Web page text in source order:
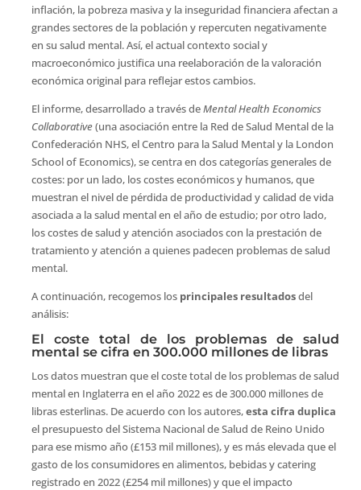
inflación, la pobreza masiva y la inseguridad financiera afectan a
grandes sectores de la población y repercuten negativamente
en su salud mental. Así, el actual contexto social y
macroeconómico justifica una reelaboración de la valoración
económica original para reflejar estos cambios.
El informe, desarrollado a través deMental Health Economics
Collaborative(una asociación entre la Red de Salud Mental de la
Confederación NHS, el Centro para la Salud Mental y la London
School of Economics), se centra en dos categorías generales de
costes: por un lado, los costes económicos y humanos, que
muestran el nivel de pérdida de productividad y calidad de vida
asociada a la salud mental en el año de estudio; por otro lado,
los costes de salud y atención asociados con la prestación de
tratamiento y atención a quienes padecen problemas de salud
mental.
A continuación, recogemos los principales resultadosdel
análisis:
El coste total de los problemas de salud
mental se cifra en 300.000 millones de libras
Los datos muestran que el coste total de los problemas de salud
mental en Inglaterra en el año 2022 es de 300.000 millones de
libras esterlinas. De acuerdo con los autores,esta cifra duplica
el presupuesto del Sistema Nacional de Salud de Reino Unido
para ese mismo año (£153 mil millones), y es más elevada que el
gasto de los consumidores en alimentos, bebidas y catering
registrado en 2022 (£254 mil millones) y que el impacto